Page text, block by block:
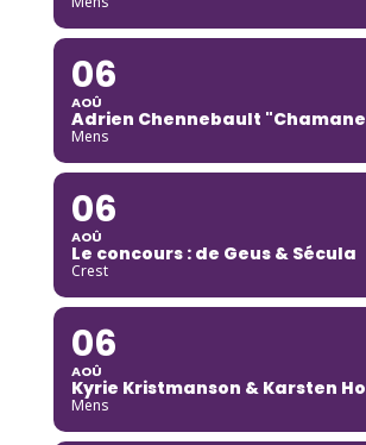
06
AOÛ
Adrien Chennebault
Mens
06
AOÛ
Le concours : de Geus & Sécula
Crest
06
AOÛ
Kyrie Kristmanson & Karsten
Mens